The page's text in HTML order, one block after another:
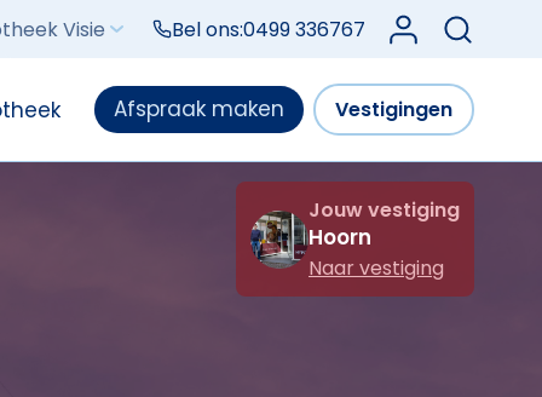
Visie Bel ons:0499 336767 Log in bij Mijn
Afspraak maken Vestigingen
Jouw vestiging
Hoorn
Naar vestiging